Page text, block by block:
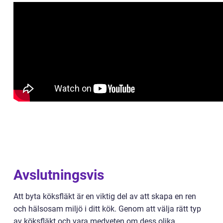
Avslutningsvis
Att byta köksfläkt är en viktig del av att skapa en ren
och hälsosam miljö i ditt kök. Genom att välja rätt typ